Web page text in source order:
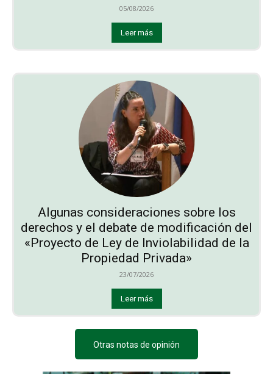
05/08/2026
Leer más
Algunas consideraciones sobre los
derechos y el debate de modificación del
«Proyecto de Ley de Inviolabilidad de la
Propiedad Privada»
23/07/2026
Leer más
Otras notas de opinión